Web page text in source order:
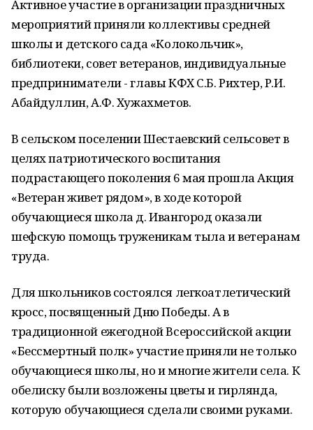
Активное участие в организации праздничных
мероприятий приняли коллективы средней
школы и детского сада «Колокольчик»,
библиотеки, совет ветеранов, индивидуальные
предприниматели - главы КФХ С.Б. Рихтер, Р.И.
Абайдуллин, А.Ф. Хужахметов.
В сельском поселении Шестаевский сельсовет в
целях патриотического воспитания
подрастающего поколения 6 мая прошла Акция
«Ветеран живет рядом», в ходе которой
обучающиеся школа д. Ивангород оказали
шефскую помощь труженикам тыла и ветеранам
труда.
Для школьников состоялся легкоатлетический
кросс, посвященный Дню Победы. А в
традиционной ежегодной Всероссийской акции
«Бессмертный полк» участие приняли не только
обучающиеся школы, но и многие жители села. К
обелиску были возложены цветы и гирлянда,
которую обучающиеся сделали своими руками.